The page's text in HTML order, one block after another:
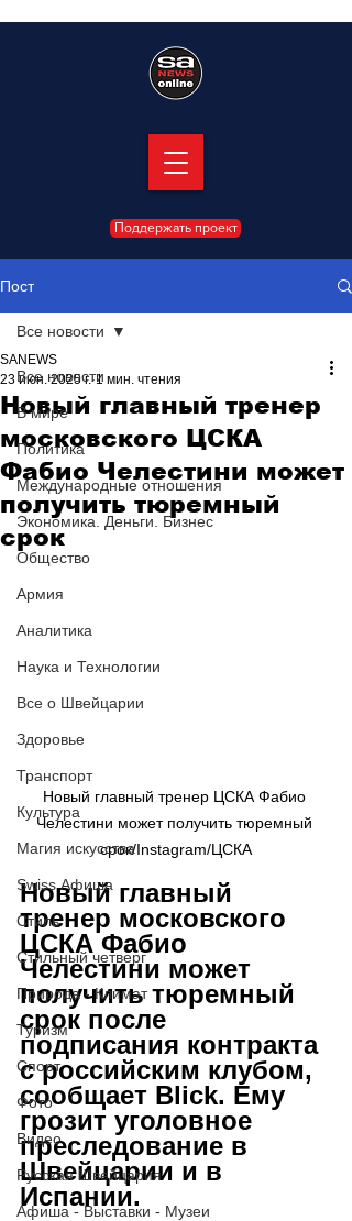
Поддержать проект
Пост
Все новости
В мире
Политика
Международные отношения
Экономика. Деньги. Бизнес
Общество
Армия
Аналитика
Наука и Технологии
Все о Швейцарии
Здоровье
Транспорт
Культура
Магия искусства
Swiss Афиша
Стиль
Стильный четверг
Природа - Климат
Туризм
Спорт
Фото
Видео
Русская Швейцария
Афиша - Выставки - Музеи
Все новости
Новый главный тренер
московского ЦСКА
Фабио Челестини может
получить тюремный
срок
SANEWS
23 июн. 2025 г. 1 мин. чтения
Новый главный тренер ЦСКА Фабио
Челестини может получить тюремный
срок/Instagram/ЦСКА
Новый главный
тренер московского
ЦСКА Фабио
Челестини может
получить тюремный
срок после
подписания контракта
с российским клубом,
сообщает Blick. Ему
грозит уголовное
преследование в
Швейцарии и в
Испании.